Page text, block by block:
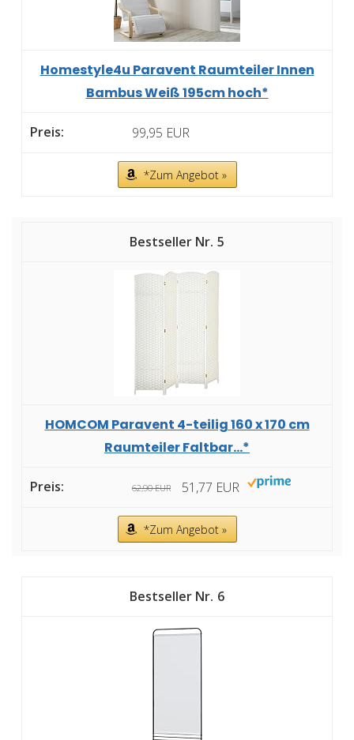
Homestyle4u Paravent Raumteiler Innen
Bambus Weiß 195cm hoch*
99,95 EUR
*Zum Angebot »
5
HOMCOM Paravent 4-teilig 160 x 170 cm
Raumteiler Faltbar...*
62,90 EUR 51,77 EUR
*Zum Angebot »
6